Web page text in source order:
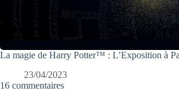
La magie de Harry Potter™ : L’Exposition à
23/04/2023
16 commentaires